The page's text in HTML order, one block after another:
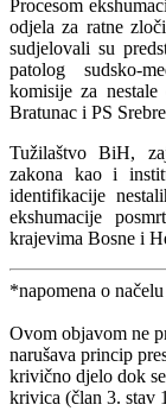
Procesom
odjela za ratne
sudjelovali su
patolog sudsko-
komisije za
Bratunac i PS
Tužilaštvo BiH,
zakona kao i
identifikacije
ekshumacije
krajevima Bosne i
*napomena o
Ovom objavom ne
narušava princip
krivično djelo dok
krivica (član 3. stav